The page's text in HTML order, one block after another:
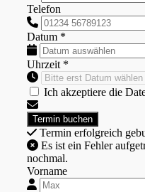
Telefon
Datum *
Uhrzeit *
Ich akzeptiere die
Termin erfolgreich
nochmal.
Vorname